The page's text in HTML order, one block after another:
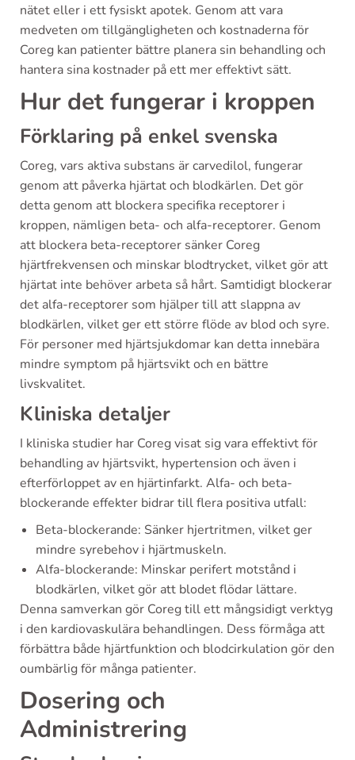
nätet eller i ett fysiskt apotek. Genom att vara
medveten om tillgängligheten och kostnaderna för
Coreg kan patienter bättre planera sin behandling och
hantera sina kostnader på ett mer effektivt sätt.
Hur det fungerar i kroppen
Förklaring på enkel svenska
Coreg, vars aktiva substans är carvedilol, fungerar
genom att påverka hjärtat och blodkärlen. Det gör
detta genom att blockera specifika receptorer i
kroppen, nämligen beta- och alfa-receptorer. Genom
att blockera beta-receptorer sänker Coreg
hjärtfrekvensen och minskar blodtrycket, vilket gör att
hjärtat inte behöver arbeta så hårt. Samtidigt blockerar
det alfa-receptorer som hjälper till att slappna av
blodkärlen, vilket ger ett större flöde av blod och syre.
För personer med hjärtsjukdomar kan detta innebära
mindre symptom på hjärtsvikt och en bättre
livskvalitet.
Kliniska detaljer
I kliniska studier har Coreg visat sig vara effektivt för
behandling av hjärtsvikt, hypertension och även i
efterförloppet av en hjärtinfarkt. Alfa- och beta-
blockerande effekter bidrar till flera positiva utfall:
Beta-blockerande: Sänker hjertritmen, vilket ger
mindre syrebehov i hjärtmuskeln.
Alfa-blockerande: Minskar perifert motstånd i
blodkärlen, vilket gör att blodet flödar lättare.
Denna samverkan gör Coreg till ett mångsidigt verktyg
i den kardiovaskulära behandlingen. Dess förmåga att
förbättra både hjärtfunktion och blodcirkulation gör den
oumbärlig för många patienter.
Dosering och
Administrering